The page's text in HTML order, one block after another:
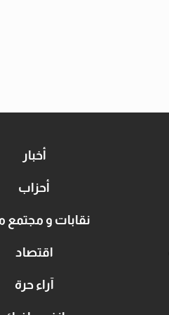
أخبار
أحزاب
نقابات و مجتمع
اقتصاد
آراء حرة